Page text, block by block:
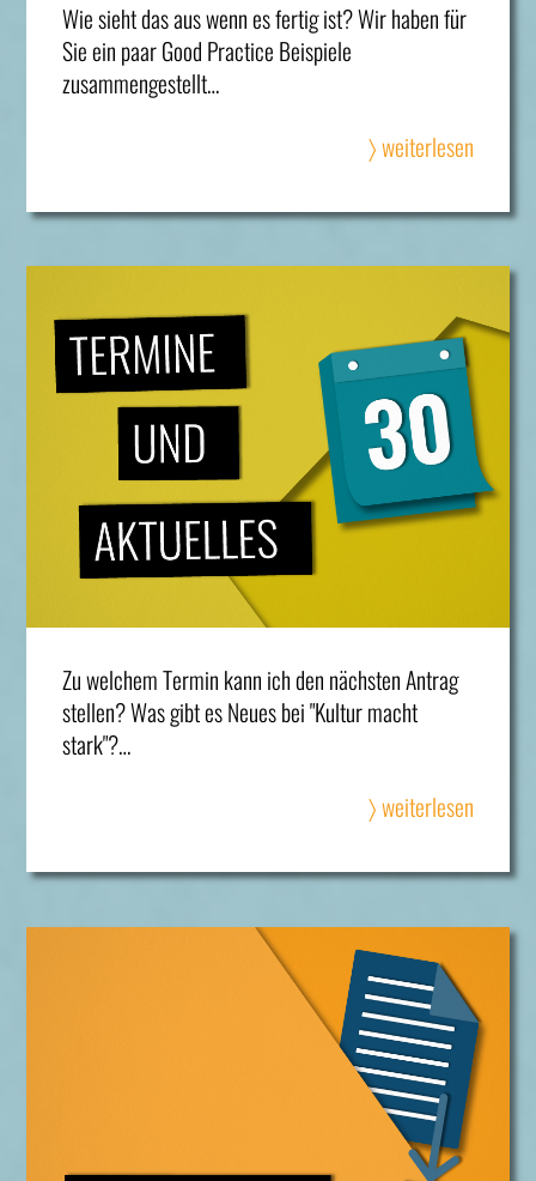
Wie sieht das aus wenn es fertig ist? Wir haben für
Sie ein paar Good Practice Beispiele
zusammengestellt…
〉 weiterlesen
Zu welchem Termin kann ich den nächsten Antrag
stellen? Was gibt es Neues bei "Kultur macht
stark"?…
〉 weiterlesen